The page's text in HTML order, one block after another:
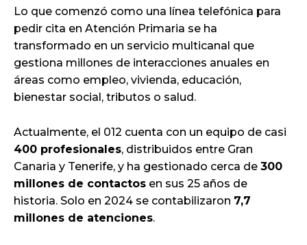
Lo que comenzó como una línea telefónica para
pedir cita en Atención Primaria se ha
transformado en un servicio multicanal que
gestiona millones de interacciones anuales en
áreas como empleo, vivienda, educación,
bienestar social, tributos o salud.
Actualmente, el 012 cuenta con un equipo de casi
400 profesionales, distribuidos entre Gran
Canaria y Tenerife, y ha gestionado cerca de 300
millones de contactos en sus 25 años de
historia. Solo en 2024 se contabilizaron 7,7
millones de atenciones.